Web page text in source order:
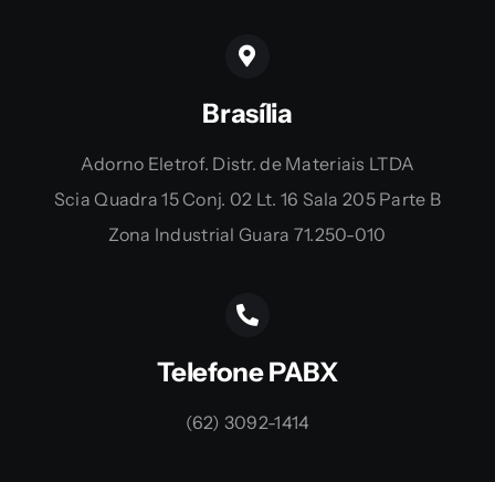
Brasília
Adorno Eletrof. Distr. de Materiais LTDA
Scia Quadra 15 Conj. 02 Lt. 16 Sala 205 Parte B
Zona Industrial Guara 71.250-010
Telefone PABX
(62) 3092-1414